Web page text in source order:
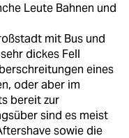
Leute Bahnen und
mit Bus und
dickes Fell
eines
oder aber im
bereit zur
sind es meist
sowie die